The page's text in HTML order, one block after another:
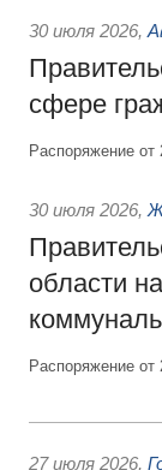
30 июля 2026,
сфере
Распоряжение
30 июля 2026,
области
Распоряжение
27 июля 2026,